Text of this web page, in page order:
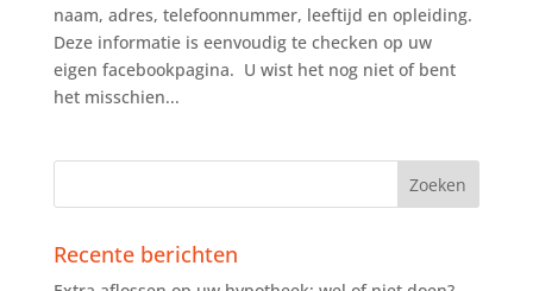
naam, adres, telefoonnummer, leeftijd en opleiding.
Deze informatie is eenvoudig te checken op uw
eigen facebookpagina. U wist het nog niet of bent
het misschien...
Recente berichten